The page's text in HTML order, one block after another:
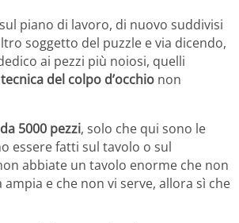
piano di lavoro, di nuovo suddivisi
soggetto del puzzle e via dicendo,
ai pezzi più noiosi, quelli
tecnica del colpo d’occhio non
5000 pezzi, solo che qui sono le
essere fatti sul tavolo o sul
abbiate un tavolo enorme che non
e che non vi serve, allora sì che